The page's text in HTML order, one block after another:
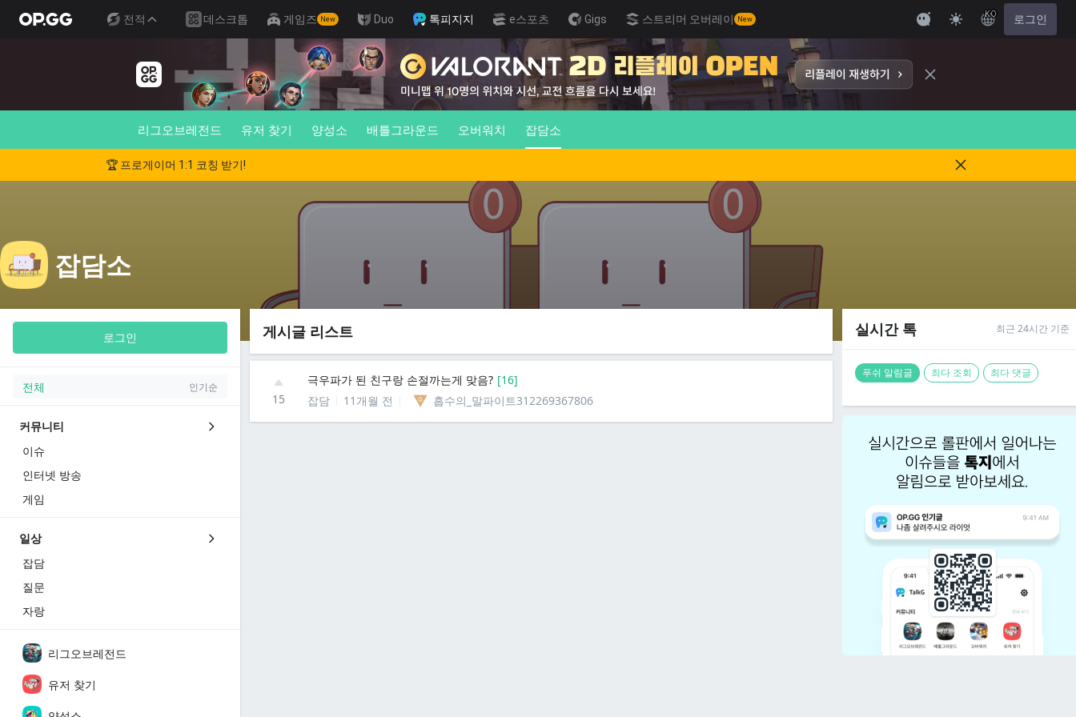
전적 데스크톱 게임즈 New Duo 톡피지지 e스포츠 Gigs 스트리머 오버레이 New
KO 로그인
리그오브레전드 유저 찾기 양성소 배틀그라운드 오버워치 잡담소
🏆 프로게이머 1:1 코칭 받기!
잡담소
로그인
전체 인기순
커뮤니티
이슈
인터넷 방송
게임
일상
잡담
질문
자랑
리그오브레전드
유저 찾기
게시글 리스트
15
극우파가 된 친구랑 손절까는게 맞음? [16]
잡담
11개월 전 흡수의_말파이트312269367806
실시간 톡 최근 24시간 기준
푸쉬 알림글 최다 조회 최다 댓글